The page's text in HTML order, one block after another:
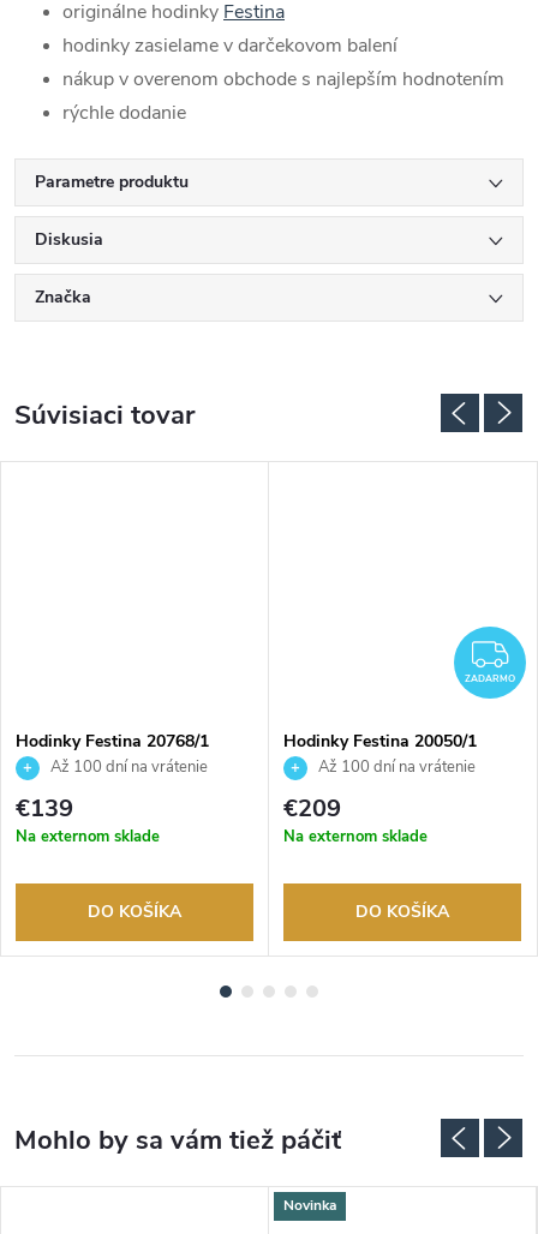
originálne hodinky Festina
hodinky zasielame v darčekovom balení
nákup v overenom obchode s najlepším hodnotením
rýchle dodanie
Parametre produktu
Diskusia
Značka
Súvisiaci tovar
Hodinky Festina 20768/1
Až 100 dní na vrátenie
tovaru. Autorizovaný predajca.
€139
Na externom sklade
DO KOŠÍKA
ZADARMO
Hodinky Festina 20050/1
Až 100 dní na vrátenie
tovaru. Autorizovaný predajca.
€209
Na externom sklade
DO KOŠÍKA
Novinka